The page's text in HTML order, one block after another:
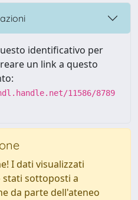
identificativo per
un link a questo
11586/8789
I dati visualizzati
stati sottoposti a
da parte dell'ateneo